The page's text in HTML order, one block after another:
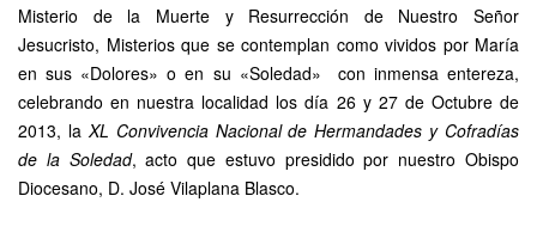
Misterio de la Muerte y Resurrección de Nuestro Señor
Jesucristo, Misterios que se contemplan como vividos por María
en sus «Dolores» o en su «Soledad» con inmensa entereza,
celebrando en nuestra localidad los día 26 y 27 de Octubre de
2013, laXL Convivencia Nacional de Hermandades y Cofradías
de la Soledad, acto que estuvo presidido por nuestro Obispo
Diocesano, D. José Vilaplana Blasco.